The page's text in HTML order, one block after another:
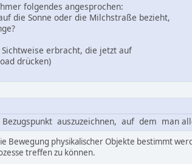
folgendes angesprochen:
die Sonne oder die Milchstraße bezieht,
erbracht, die jetzt auf
drücken)
auszuzeichnen, auf dem man
Bewegung physikalischer Objekte bestimmt
treffen zu können.